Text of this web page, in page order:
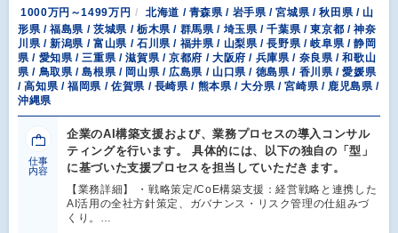
1000万円～1499万円
北海道 / 青森県 / 岩手県 / 宮城県 / 秋田県 / 山
形県 / 福島県 / 茨城県 / 栃木県 / 群馬県 / 埼玉県 / 千葉県 / 東京都 / 神奈
川県 / 新潟県 / 富山県 / 石川県 / 福井県 / 山梨県 / 長野県 / 岐阜県 / 静岡
県 / 愛知県 / 三重県 / 滋賀県 / 京都府 / 大阪府 / 兵庫県 / 奈良県 / 和歌山
県 / 鳥取県 / 島根県 / 岡山県 / 広島県 / 山口県 / 徳島県 / 香川県 / 愛媛県
/ 高知県 / 福岡県 / 佐賀県 / 長崎県 / 熊本県 / 大分県 / 宮崎県 / 鹿児島県 /
沖縄県
仕事
内容
企業のAI構築支援および、業務プロセスの導入コンサル
ティングを行います。 具体的には、以下の独自の「型」
に基づいた支援プロセスを担当していただきます。
【業務詳細】 ・戦略策定/CoE構築支援：経営戦略と連携した
AI活用の全社方針策定、ガバナンス・リスク管理の仕組みづ
くり。…